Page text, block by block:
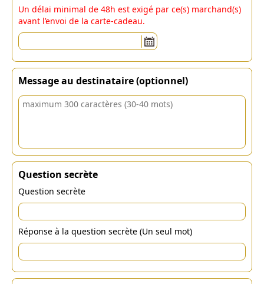
Un délai minimal de 48h est exigé par ce(s) marchand(s)
avant l’envoi de la carte-cadeau.
Message au destinataire (optionnel)
Question secrète
Question secrète
Réponse à la question secrète (Un seul mot)